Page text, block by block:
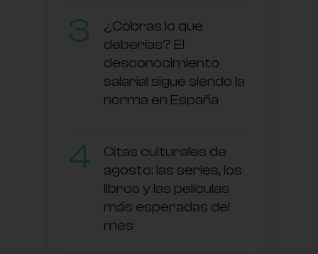
¿Cobras lo que
deberías? El
desconocimiento
salarial sigue siendo la
norma en España
Citas culturales de
agosto: las series, los
libros y las películas
más esperadas del
mes